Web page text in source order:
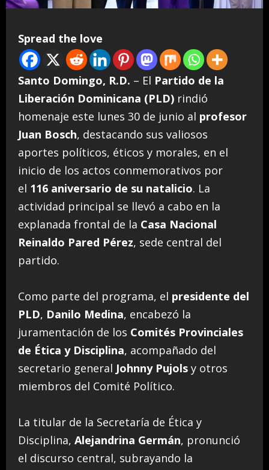
Spread the love
Santo Domingo, R.D. – El Partido de la
Liberación Dominicana (PLD) rindió
homenaje este lunes 30 de junio al profesor
Juan Bosch, destacando sus valiosos
aportes políticos, éticos y morales, en el
inicio de los actos conmemorativos por
el 116 aniversario de su natalicio. La
actividad principal se llevó a cabo en la
explanada frontal de la Casa Nacional
Reinaldo Pared Pérez, sede central del
partido.
Como parte del programa, el presidente del
PLD, Danilo Medina, encabezó la
juramentación de los Comités Provinciales
de Ética y Disciplina, acompañado del
secretario general Johnny Pujols y otros
miembros del Comité Político.
La titular de la Secretaría de Ética y
Disciplina, Alejandrina Germán, pronunció
el discurso central, subrayando la